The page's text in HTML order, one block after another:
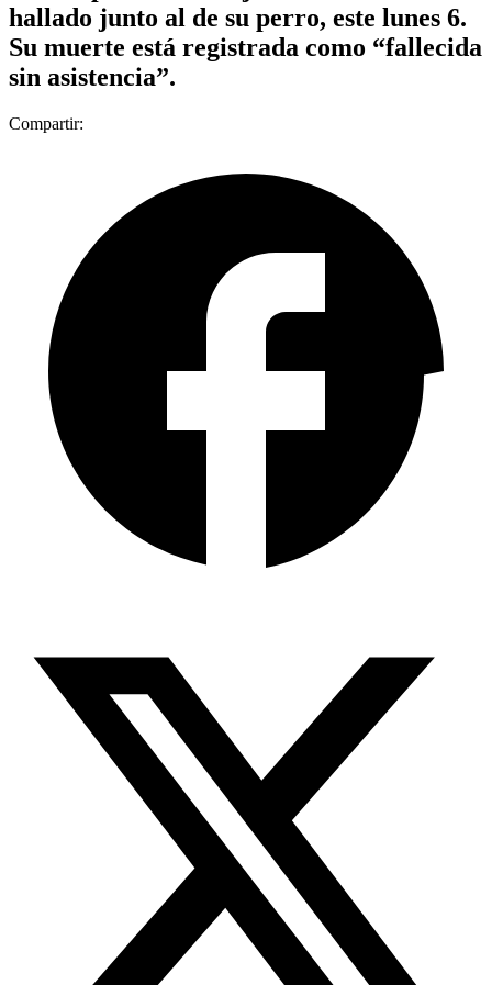
hallado junto al de su perro, este lunes 6.
Su muerte está registrada como “fallecida
sin asistencia”.
Compartir: